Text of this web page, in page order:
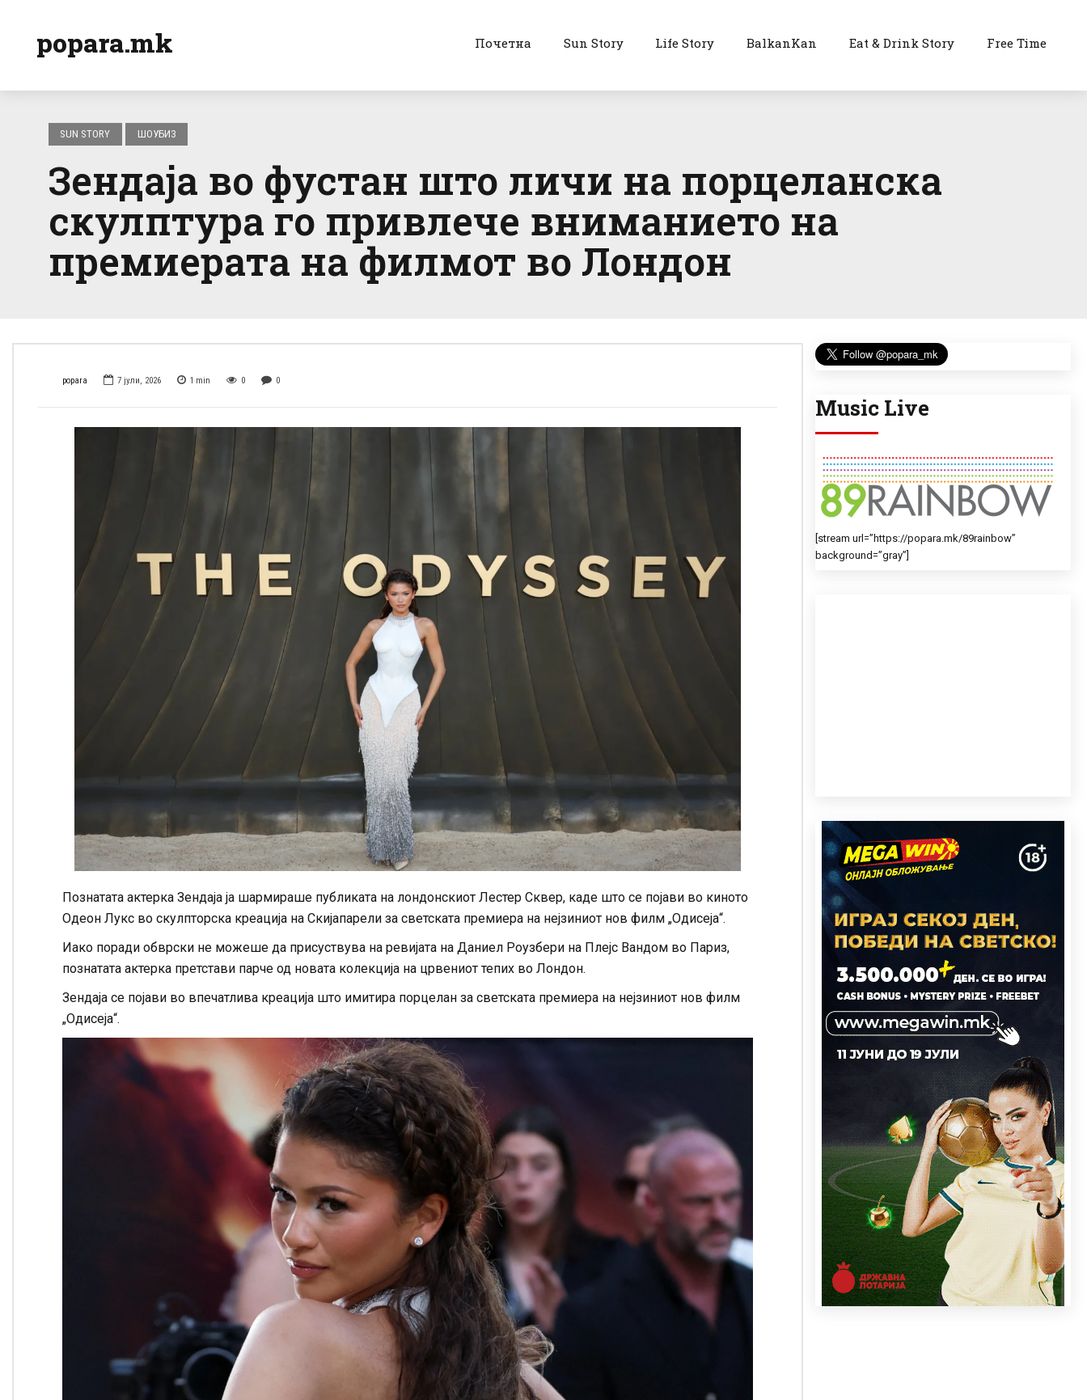
popara.mk Почетна Sun Story Life Story BalkanKan Eat & Drink Story Free Time
SUN STORY ШОУБИЗ
Зендаја во фустан што личи на порцеланска
скулптура го привлече вниманието на
премиерата на филмот во Лондон
popara 7 јули, 2026 1 min 0 0
Познатата актерка Зендаја ја шармираше публиката на лондонскиот Лестер Сквер, каде што се појави во киното
Одеон Лукс во скулпторска креација на Скијапарели за светската премиера на нејзиниот нов филм „Одисеја“.
Иако поради обврски не можеше да присуствува на ревијата на Даниел Роузбери на Плејс Вандом во Париз,
познатата актерка претстави парче од новата колекција на црвениот тепих во Лондон.
Зендаја се појави во впечатлива креација што имитира порцелан за светската премиера на нејзиниот нов филм
„Одисеја“.
Music Live
[stream url=”https://popara.mk/89rainbow”
background=”gray”]